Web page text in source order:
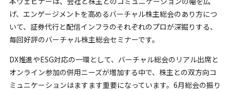
げ、エンゲージメントを高めるバーチャル株主総会のあり方につ
いて、証券代行と配信インフラのそれぞれのプロが深掘りする、
毎回好評のバーチャル株主総会セミナーです。
DX推進やESG対応の一環として、バーチャル総会のリアル出席と
オンライン参加の併用ニーズが増加する中で、株主との双方向コ
ミュニケーションはますます重要になっています。6月総会の振り